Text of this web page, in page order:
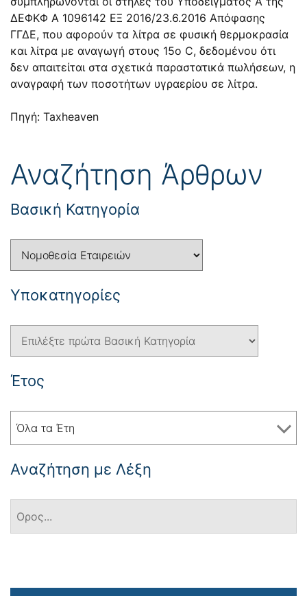
ΔΕΦΚΦ Α 1096142 ΕΞ 2016/23.6.2016 Απόφασης
ΓΓΔΕ, που αφορούν τα λίτρα σε φυσική θερμοκρασία
και λίτρα με αναγωγή στους 15ο C, δεδομένου ότι
δεν απαιτείται στα σχετικά παραστατικά πωλήσεων, η
αναγραφή των ποσοτήτων υγραερίου σε λίτρα.
Πηγή: Taxheaven
Αναζήτηση Άρθρων
Βασική Κατηγορία
Yποκατηγορίες
Έτος
Όλα τα Έτη
Αναζήτηση με Λέξη